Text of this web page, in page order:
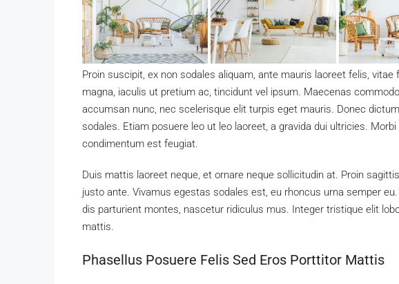
Proin suscipit, ex non sodales aliquam, ante mauris laoreet felis,
magna, iaculis ut pretium ac, tincidunt vel ipsum. Maecenas
accumsan nunc, nec scelerisque elit turpis eget mauris. Donec
sodales. Etiam posuere leo ut leo laoreet, a gravida dui ultricies.
condimentum est feugiat.
Duis mattis laoreet neque, et ornare neque sollicitudin at. Proin
justo ante. Vivamus egestas sodales est, eu rhoncus urna semper
dis parturient montes, nascetur ridiculus mus. Integer tristique elit
mattis.
Phasellus Posuere Felis Sed Eros Porttitor Mattis